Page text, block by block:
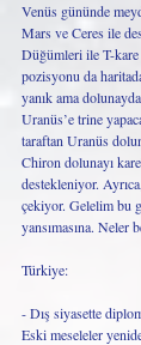
Venüs gününde
Mars ve Ceres ile
Düğümleri ile T-kare
pozisyonu da
yanık ama
Uranüs’e trine
taraftan Uranüs
Chiron dolunayı
destekleniyor.
çekiyor. Gelelim bu
yansımasına. Neler
Türkiye:
- Dış siyasette
Eski meseleler